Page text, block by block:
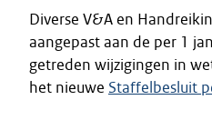
Diverse V&A en
aangepast aan de per 1
getreden wijzigingen in
het nieuwe Staffelbesluit